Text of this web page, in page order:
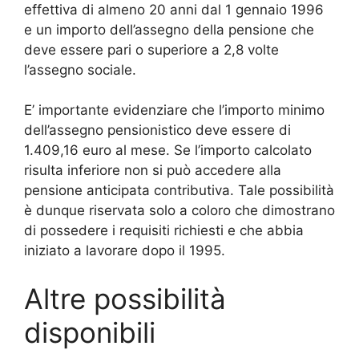
effettiva di almeno 20 anni dal 1 gennaio 1996
e un importo dell’assegno della pensione che
deve essere pari o superiore a 2,8 volte
l’assegno sociale.
E’ importante evidenziare che l’importo minimo
dell’assegno pensionistico deve essere di
1.409,16 euro al mese. Se l’importo calcolato
risulta inferiore non si può accedere alla
pensione anticipata contributiva. Tale possibilità
è dunque riservata solo a coloro che dimostrano
di possedere i requisiti richiesti e che abbia
iniziato a lavorare dopo il 1995.
Altre possibilità
disponibili